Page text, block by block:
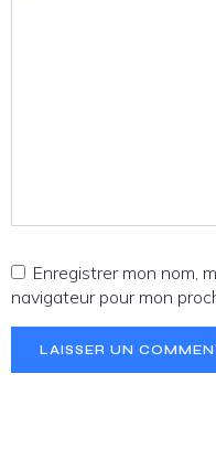
Enregistrer mon nom,
navigateur pour mon